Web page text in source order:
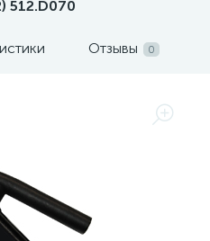
512.D070
Отзывы 0